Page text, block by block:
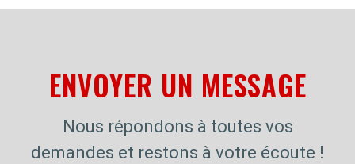
ENVOYER UN MESSAGE
Nous répondons à toutes vos
demandes et restons à votre écoute !